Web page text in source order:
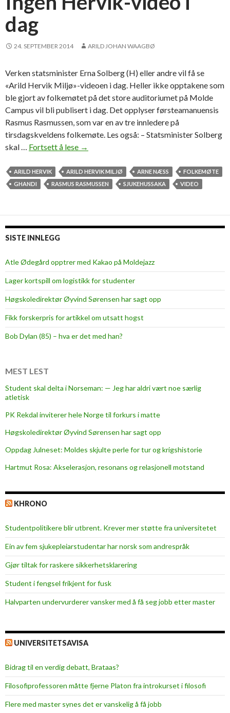
dag
24. SEPTEMBER 2014 ARILD JOHAN WAAGBØ
Verken statsminister Erna Solberg (H) eller andre vil få se
«Arild Hervik Miljø»-videoen i dag. Heller ikke opptakene som
ble gjort av folkemøtet på det store auditoriumet på Molde
Campus vil bli publisert i dag. Det opplyser førsteamanuensis
Rasmus Rasmussen, som var en av tre innledere på
tirsdagskveldens folkemøte. Les også: – Statsminister Solberg
skal … Fortsett å lese I
g
e
k
-
i
d
e
g
→
ARILD HERVIK ARILD HERVIK MILJØ ARNE NÆSS
FOLKEMØTE
GHANDI
RASMUS RASMUSSEN SJUKEHUSSAKA VIDEO
SISTE INNLEGG
Atle Ødegård opptrer med Kakao på Moldejazz
Lager kortspill om logistikk for studenter
Høgskoledirektør Øyvind Sørensen har sagt opp
Fikk forskerpris for artikkel om utsatt hogst
Bob Dylan (85) – hva er det med han?
MEST LEST
Student skal delta i Norseman: — Jeg har aldri vært noe særlig
atletisk
PK Rekdal inviterer hele Norge til forkurs i matte
Høgskoledirektør Øyvind Sørensen har sagt opp
Oppdag Julneset: Moldes skjulte perle for tur og krigshistorie
Hartmut Rosa: Akselerasjon, resonans og relasjonell motstand
KHRONO
Studentpolitikere blir utbrent. Krever mer støtte fra universitetet
Ein av fem sjukepleiar­studentar har norsk som andrespråk
Gjør tiltak for raskere sikkerhets­klarering
Student i fengsel frikjent for fusk
Halvparten undervurderer vansker med å få seg jobb etter master
UNIVERSITETSAVISA
Bidrag til en verdig debatt, Brataas?
Filosofiprofessoren måtte fjerne Platon fra introkurset i filosofi
Flere med master synes det er vanskelig å få jobb